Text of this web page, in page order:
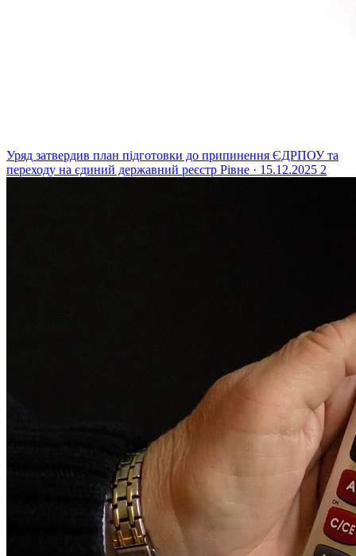
Уряд затвердив план підготовки до припинення ЄДРПОУ та
переходу на єдиний державний реєстр Рівне · 15.12.2025 2